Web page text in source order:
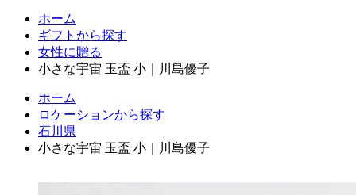
ホーム
ギフトから探す
女性に贈る
小さな宇宙 玉盃 小｜川島優子
ホーム
ロケーションから探す
石川県
小さな宇宙 玉盃 小｜川島優子